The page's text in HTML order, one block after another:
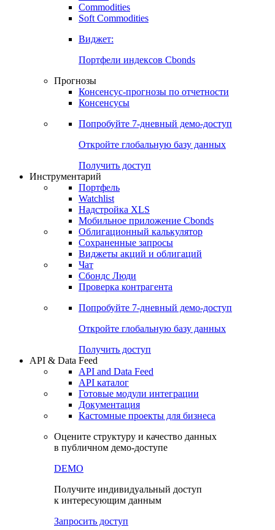
Commodities
Soft Commodities
Виджет:
Портфели индексов Cbonds
Прогнозы
Консенсус-прогнозы по отчетности
Консенсусы
Попробуйте 7-дневный демо-доступ
Откройте глобальную базу данных
Получить доступ
Инструментарий
Портфель
Watchlist
Надстройка XLS
Мобильное приложение Cbonds
Облигационный калькулятор
Сохраненные запросы
Виджеты акций и облигаций
Чат
Сбондс Люди
Проверка контрагента
Попробуйте 7-дневный демо-доступ
Откройте глобальную базу данных
Получить доступ
API & Data Feed
API and Data Feed
API каталог
Готовые модули интеграции
Документация
Кастомные проекты для бизнеса
Оцените структуру и качество данных
в публичном демо-доступе
DEMO
Получите индивидуальный доступ
к интересующим данным
Запросить доступ